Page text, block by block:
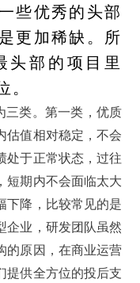
些优秀的头部
更加稀缺。所
头部的项目里
三类。第一类，优质
估值相对稳定，不会
处于正常状态，过往
短期内不会面临太大
下降，比较常见的是
企业，研发团队虽然
的原因，在商业运营
提供全方位的投后支